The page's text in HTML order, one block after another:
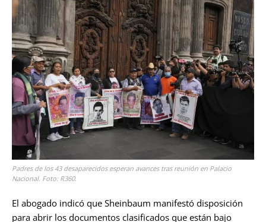
Padres de los 43 desaparecidos esperan avances tras reunión en Palacio
Nacional. Foto: R360.
El abogado indicó que Sheinbaum manifestó disposición
para abrir los documentos clasificados que están bajo